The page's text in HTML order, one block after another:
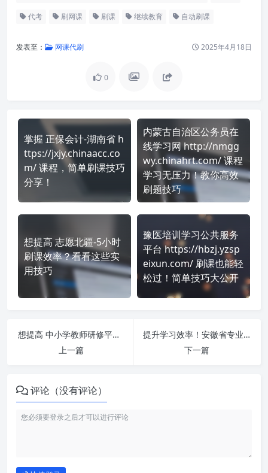
代考 刷网课 刷课 继续教育 自动刷课
发表至： 网课代刷 2025年4月18日
0
掌握 正保会计-湖南省 h
ttps://jxjy.chinaacc.co
m/ 课程，简单刷课技巧
分享！
内蒙古自治区公务员在
线学习网 http://nmgg
wy.chinahrt.com/ 课程
学习无压力！教你高效
刷题技巧
想提高 志愿北疆-5小时
刷课效率？看看这些实
用技巧
豫医培训学习公共服务
平台 https://hbzj.yzsp
eixun.com/ 刷课也能轻
松过！简单技巧大公开
想提高 中小学教师研修平台-栾川县中小学幼儿园教师继续教育网络培训 https://www.jsjxjypt.com/ 刷课效率？看看这些实用技巧
上一篇
提升学习效率！安徽省专业技术人员继续教育网络培训服务平台 http://ah.lllnet.cn/ 刷课方法全揭秘
下一篇
评论（没有评论）